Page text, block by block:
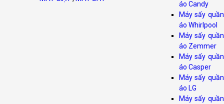
áo Candy
Máy sấy quần
áo Whirlpool
Máy sấy quần
áo Zemmer
Máy sấy quần
áo Casper
Máy sấy quần
áo LG
Máy sấy quần